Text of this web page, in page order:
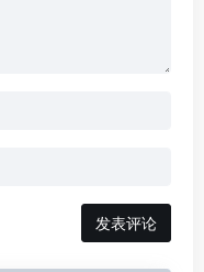
发表评论